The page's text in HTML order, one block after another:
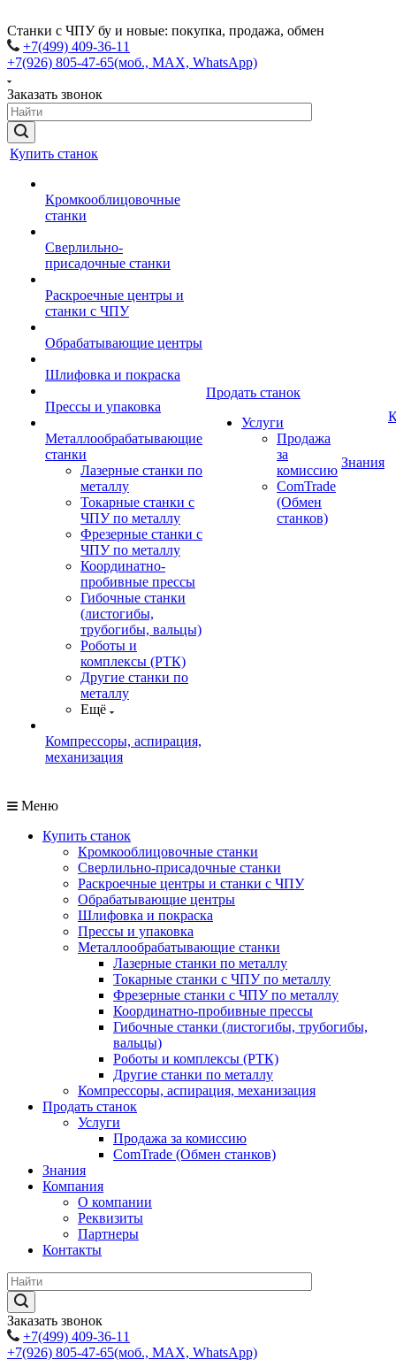
Станки с ЧПУ бу и новые: покупка, продажа, обмен
+7(499) 409-36-11
+7(926) 805-47-65(моб., MAX, WhatsApp)
Заказать звонок
Купить станок
Кромкооблицовочные
станки
Сверлильно-
присадочные станки
Раскроечные центры и
станки с ЧПУ
Обрабатывающие центры
Шлифовка и покраска
Прессы и упаковка
Металлообрабатывающие
станки
Лазерные станки по
металлу
Токарные станки с
ЧПУ по металлу
Фрезерные станки с
ЧПУ по металлу
Координатно-
пробивные прессы
Гибочные станки
(листогибы,
трубогибы, вальцы)
Роботы и
комплексы (РТК)
Другие станки по
металлу
Ещё
Компрессоры, аспирация,
механизация
Продать станок
Услуги
Продажа
за
комиссию
ComTrade
(Обмен
станков)
Знания
Меню
Купить станок
Кромкооблицовочные станки
Сверлильно-присадочные станки
Раскроечные центры и станки с ЧПУ
Обрабатывающие центры
Шлифовка и покраска
Прессы и упаковка
Металлообрабатывающие станки
Лазерные станки по металлу
Токарные станки с ЧПУ по металлу
Фрезерные станки с ЧПУ по металлу
Координатно-пробивные прессы
Гибочные станки (листогибы, трубогибы,
вальцы)
Роботы и комплексы (РТК)
Другие станки по металлу
Компрессоры, аспирация, механизация
Продать станок
Услуги
Продажа за комиссию
ComTrade (Обмен станков)
Знания
Компания
О компании
Реквизиты
Партнеры
Контакты
Заказать звонок
+7(499) 409-36-11
+7(926) 805-47-65(моб., MAX, WhatsApp)